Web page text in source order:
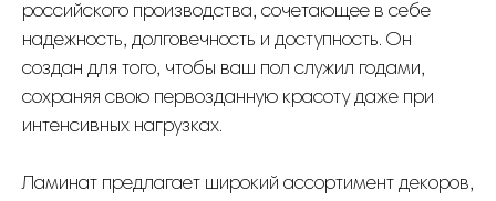
российского производства, сочетающее в себе
надежность, долговечность и доступность. Он
создан для того, чтобы ваш пол служил годами,
сохраняя свою первозданную красоту даже при
интенсивных нагрузках.
Ламинат предлагает широкий ассортимент декоров,